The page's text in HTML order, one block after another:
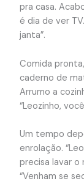
pra casa.
é dia de ver
janta”.
Comida
caderno de
Arrumo a
“Leozinho,
Um tempo
enrolação.
precisa lavar o
“Venham se